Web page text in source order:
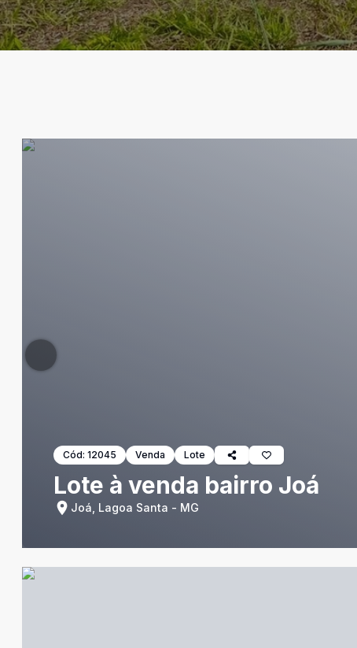
Cód: 12045 Venda Lote
Lote à venda bairro Joá
Joá, Lagoa Santa - MG